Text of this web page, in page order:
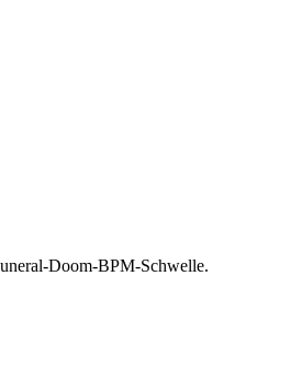
Doom-BPM-Schwelle.